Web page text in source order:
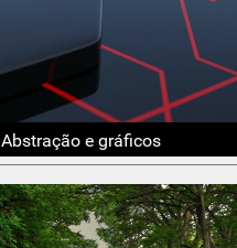
Abstração e gráficos